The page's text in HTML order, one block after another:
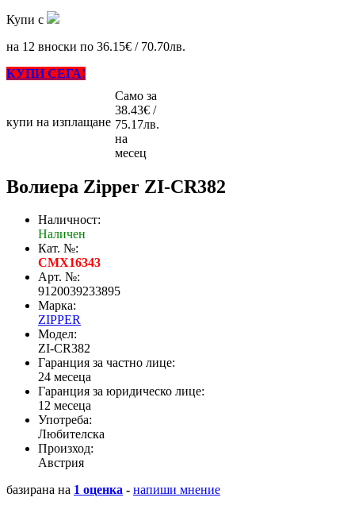
Купи с
на 12 вноски по 36.15€ / 70.70лв.
КУПИ СЕГА!
купи на изплащане
Само за
38.43€ /
75.17лв.
на
месец
Волиера Zipper ZI-CR382
Наличност:
Наличен
Кат. №:
CMX16343
Арт. №:
9120039233895
Марка:
ZIPPER
Модел:
ZI-CR382
Гаранция за частно лице:
24 месеца
Гаранция за юридическо лице:
12 месеца
Употреба:
Любителска
Произход:
Австрия
базирана на 1 оценка - напиши мнение